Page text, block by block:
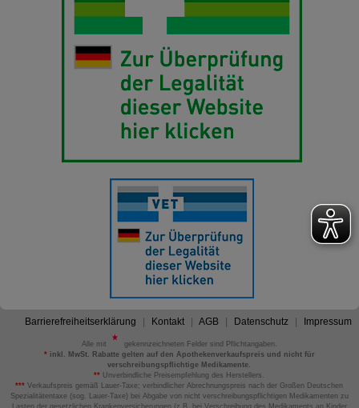
Barrierefreiheitserklärung Kontakt AGB Datenschutz Impressum
Alle mit
gekennzeichneten Felder sind Pflichtangaben.
*inkl. MwSt. Rabatte gelten auf den Apothekenverkaufspreis und nicht für
verschreibungspflichtige Medikamente.
** Unverbindliche Preisempfehlung des Herstellers.
*** Verkaufspreis gemäß Lauer-Taxe; verbindlicher Abrechnungspreis nach der Großen Deutschen
Spezialitätentaxe (sog. Lauer-Taxe) bei Abgabe von nicht verschreibungspflichtigen Medikamenten zu
Lasten der gesetzlichen Krankenversicherungen (z.B. bei Verschreibung des Medikaments an Kinder